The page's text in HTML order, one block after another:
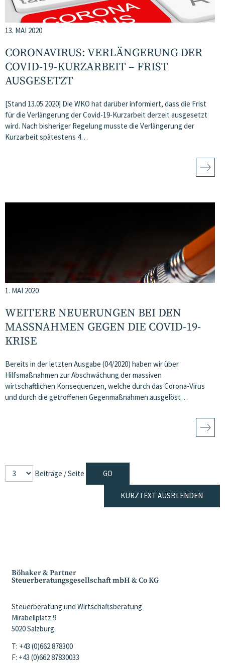
13. MAI 2020
CORONAVIRUS: VERLÄNGERUNG DER
COVID-19-KURZARBEIT – FRIST
AUSGESETZT
[Stand 13.05.2020] Die WKO hat darüber informiert, dass die Frist
für die Verlängerung der Covid-19-Kurzarbeit derzeit ausgesetzt
wird. Nach bisheriger Regelung musste die Verlängerung der
Kurzarbeit spätestens 4…
1. MAI 2020
WEITERE NEUERUNGEN BEI DEN
MASSNAHMEN GEGEN DIE COVID-19-K
RISE
Bereits in der letzten Ausgabe (04/2020) haben wir über
Hilfsmaßnahmen zur Abschwächung der massiven
wirtschaftlichen Konsequenzen, welche durch das Corona-Virus
und durch die getroffenen Gegenmaßnahmen ausgelöst…
Beiträge / Seite
KURZTEXT AUSBLENDEN
Böhaker & Partner
Steuerberatungsgesellschaft mbH & Co KG
Steuerberatung und Wirtschaftsberatung
Mirabellplatz 9
5020 Salzburg
T: +43 (0)662 878300
F: +43 (0)662 87830033